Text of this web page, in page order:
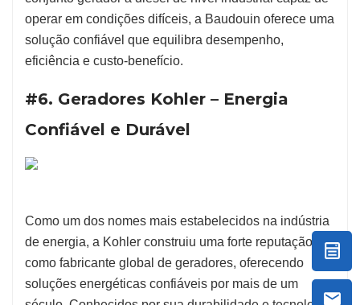
operar em condições difíceis, a Baudouin oferece uma
solução confiável que equilibra desempenho,
eficiência e custo-benefício.
#6. Geradores Kohler – Energia
Confiável e Durável
Como um dos nomes mais estabelecidos na indústria
de energia, a Kohler construiu uma forte reputação
como fabricante global de geradores, oferecendo
soluções energéticas confiáveis por mais de um